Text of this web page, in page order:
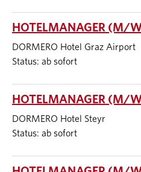
HOTELMANAGER (M/
DORMERO Hotel Graz Airport
Status: ab sofort
HOTELMANAGER (M/
DORMERO Hotel Steyr
Status: ab sofort